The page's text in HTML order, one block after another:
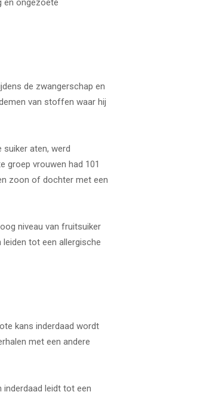
en ongezoete
de zwangerschap en
van stoffen waar hij
suiker aten, werd
groep vrouwen had 101
zoon of dochter met een
niveau van fruitsuiker
tot een allergische
kans inderdaad wordt
met een andere
inderdaad leidt tot een